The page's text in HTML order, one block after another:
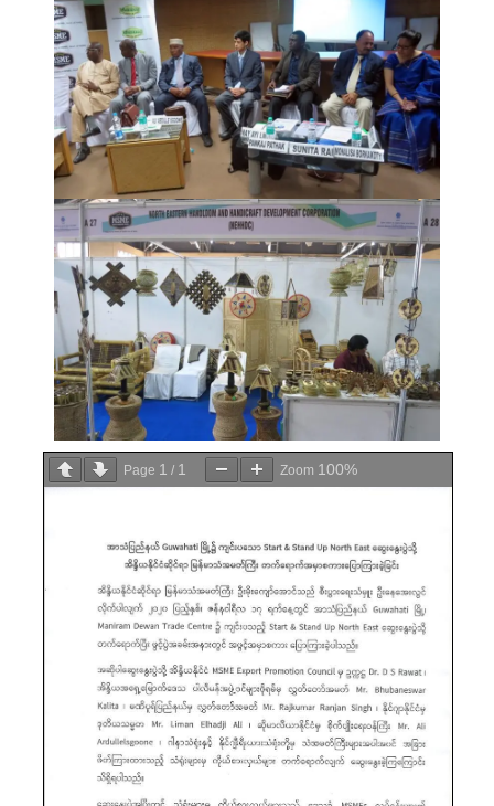
Page 1 / 1 Zoom 100%